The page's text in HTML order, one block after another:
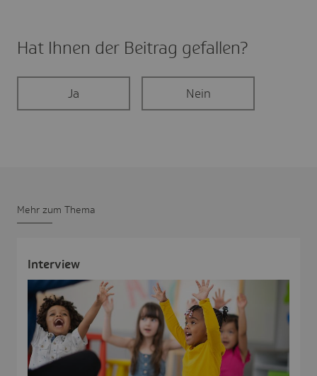
Hat Ihnen der Beitrag gefal­len?
Ja Nein
Mehr zum Thema
Inter­view